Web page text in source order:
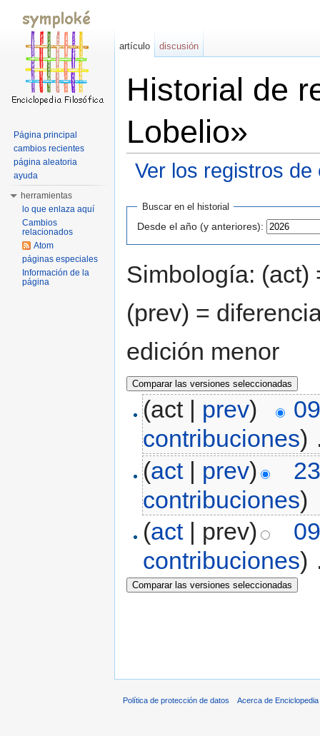
Historial de
Lobelio»
Ver los registros de
Buscar en el historial
Desde el año (y anteriores):
Simbología: (act)
(prev) =
edición menor
(act | prev)
contribuciones)
(act| prev)
contribuciones)
(act| prev)
contribuciones)
artículo discusión
Página principal
cambios recientes
página aleatoria
ayuda
herramientas
lo que enlaza aquí
Cambios
relacionados
Atom
páginas especiales
Información de la
página
Política de protección de datos Acerca de